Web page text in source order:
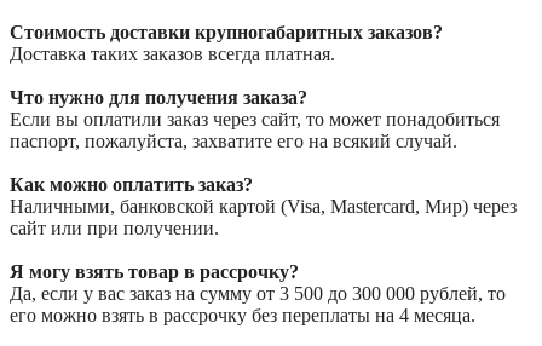
Стоимость доставки крупногабаритных заказов?
Доставка таких заказов всегда платная.
Что нужно для получения заказа?
Если вы оплатили заказ через сайт, то может понадобиться
паспорт, пожалуйста, захватите его на всякий случай.
Как можно оплатить заказ?
Наличными, банковской картой (Visa, Mastercard, Мир) через
сайт или при получении.
Я могу взять товар в рассрочку?
Да, если у вас заказ на сумму от 3 500 до 300 000 рублей, то
его можно взять в рассрочку без переплаты на 4 месяца.